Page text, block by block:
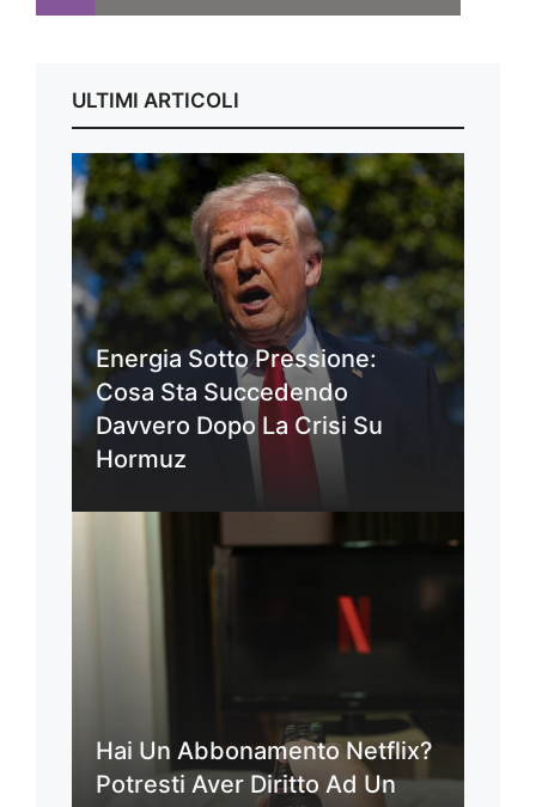
ULTIMI ARTICOLI
Energia Sotto Pressione:
Cosa Sta Succedendo
Davvero Dopo La Crisi Su
Hormuz
Hai Un Abbonamento Netflix?
Potresti Aver Diritto Ad Un